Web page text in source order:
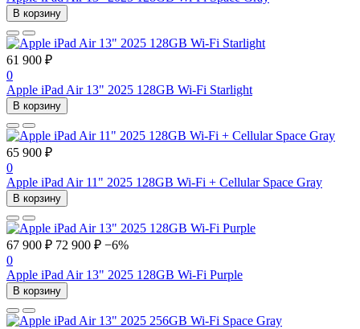
В корзину
61 900 ₽
0
Apple iPad Air 13" 2025 128GB Wi-Fi Starlight
В корзину
65 900 ₽
0
Apple iPad Air 11" 2025 128GB Wi-Fi + Cellular Space Gray
В корзину
67 900 ₽ 72 900 ₽ −6%
0
Apple iPad Air 13" 2025 128GB Wi-Fi Purple
В корзину